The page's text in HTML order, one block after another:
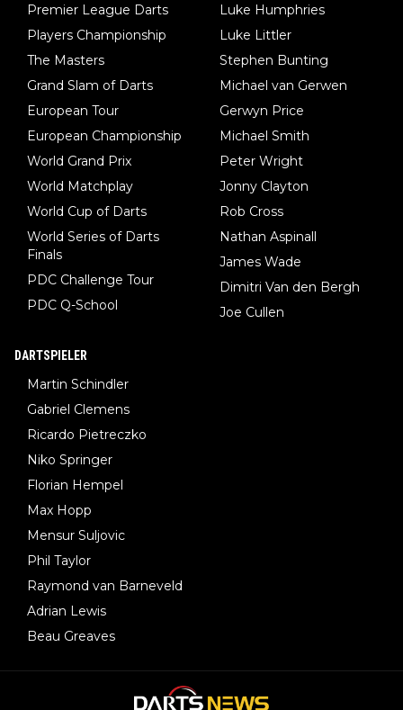
Premier League Darts
Players Championship
The Masters
Grand Slam of Darts
European Tour
European Championship
World Grand Prix
World Matchplay
World Cup of Darts
World Series of Darts
Finals
PDC Challenge Tour
PDC Q-School
Luke Humphries
Luke Littler
Stephen Bunting
Michael van Gerwen
Gerwyn Price
Michael Smith
Peter Wright
Jonny Clayton
Rob Cross
Nathan Aspinall
James Wade
Dimitri Van den Bergh
Joe Cullen
DARTSPIELER
Martin Schindler
Gabriel Clemens
Ricardo Pietreczko
Niko Springer
Florian Hempel
Max Hopp
Mensur Suljovic
Phil Taylor
Raymond van Barneveld
Adrian Lewis
Beau Greaves